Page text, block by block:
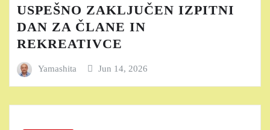
USPEŠNO ZAKLJUČEN IZPITNI
DAN ZA ČLANE IN
REKREATIVCE
Yamashita Jun 14, 2026